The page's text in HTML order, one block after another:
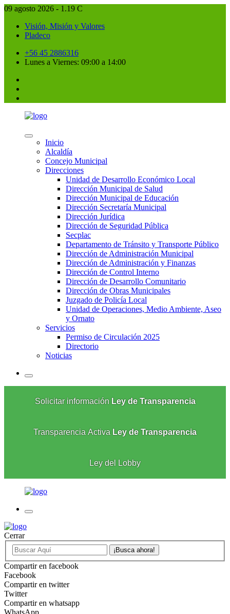
09 agosto 2026 - 1.19 C
Visión, Misión y Valores
Pladeco
+56 45 2886316
Lunes a Viernes: 09:00 a 14:00
Inicio
Alcaldía
Concejo Municipal
Direcciones
Unidad de Desarrollo Económico Local
Dirección Municipal de Salud
Dirección Municipal de Educación
Dirección Secretaría Municipal
Dirección Jurídica
Dirección de Seguridad Pública
Secplac
Departamento de Tránsito y Transporte Público
Dirección de Administración Municipal
Dirección de Administración y Finanzas
Dirección de Control Interno
Dirección de Desarrollo Comunitario
Dirección de Obras Municipales
Juzgado de Policía Local
Unidad de Operaciones, Medio Ambiente, Aseo
y Ornato
Servicios
Permiso de Circulación 2025
Directorio
Noticias
Solicitar información Ley de Transparencia
Transparencia Activa Ley de Transparencia
Ley del Lobby
Cerrar
Compartir en facebook
Facebook
Compartir en twitter
Twitter
Compartir en whatsapp
WhatsApp